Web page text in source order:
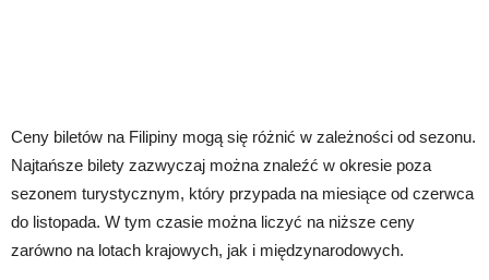
Ceny biletów na Filipiny mogą się różnić w zależności od sezonu.
Najtańsze bilety zazwyczaj można znaleźć w okresie poza
sezonem turystycznym, który przypada na miesiące od czerwca
do listopada. W tym czasie można liczyć na niższe ceny
zarówno na lotach krajowych, jak i międzynarodowych.